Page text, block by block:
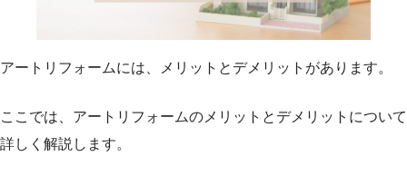
アートリフォームには、メリットとデメリットがあります。
ここでは、アートリフォームのメリットとデメリットについて
詳しく解説します。